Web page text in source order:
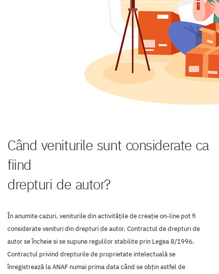
Când veniturile sunt considerate ca
fiind
drepturi de autor?
În anumite cazuri, veniturile din activitățile de creație on-line pot fi
considerate venituri din drepturi de autor. Contractul de drepturi de
autor se încheie si se supune regulilor stabilite prin Legea 8/1996.
Contractul privind drepturile de proprietate intelectuală se
înregistrează la ANAF numai prima data când se obțin astfel de